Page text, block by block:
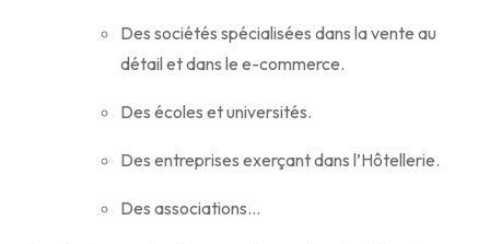
Des sociétés spécialisées dans la vente au
détail et dans le e-commerce.
Des écoles et universités.
Des entreprises exerçant dans l’Hôtellerie.
Des associations…